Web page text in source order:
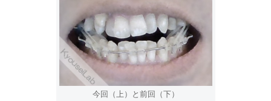
今回（上）と前回（下）